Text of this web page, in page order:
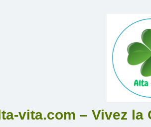
vita.com – Vivez la